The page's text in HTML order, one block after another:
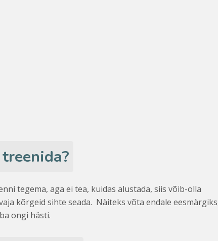
tegema, aga ei tea, kuidas alustada, siis võib-olla
kõrgeid sihte seada. Näiteks võta endale
ongi hästi.